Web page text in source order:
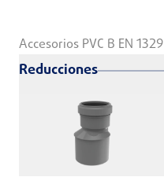
Accesorios PVC B EN 1329
Reducciones